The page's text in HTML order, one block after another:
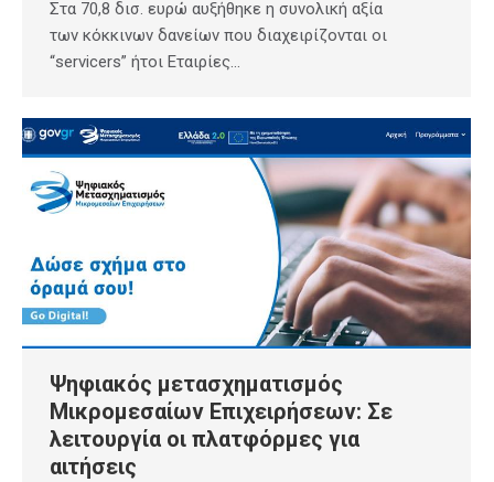
Στα 70,8 δισ. ευρώ αυξήθηκε η συνολική αξία
των κόκκινων δανείων που διαχειρίζονται οι
“servicers” ήτοι Εταιρίες…
Ψηφιακός μετασχηματισμός
Μικρομεσαίων Επιχειρήσεων: Σε
λειτουργία οι πλατφόρμες για
αιτήσεις